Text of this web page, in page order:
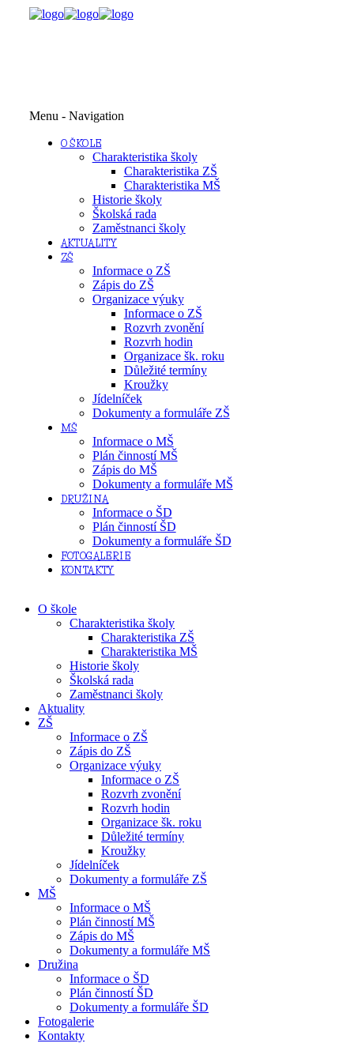
Menu - Navigation
O ŠKOLE
Charakteristika školy
Charakteristika ZŠ
Charakteristika MŠ
Historie školy
Školská rada
Zaměstnanci školy
AKTUALITY
ZŠ
Informace o ZŠ
Zápis do ZŠ
Organizace výuky
Informace o ZŠ
Rozvrh zvonění
Rozvrh hodin
Organizace šk. roku
Důležité termíny
Kroužky
Jídelníček
Dokumenty a formuláře ZŠ
MŠ
Informace o MŠ
Plán činností MŠ
Zápis do MŠ
Dokumenty a formuláře MŠ
DRUŽINA
Informace o ŠD
Plán činností ŠD
Dokumenty a formuláře ŠD
FOTOGALERIE
KONTAKTY
O škole
Charakteristika školy
Charakteristika ZŠ
Charakteristika MŠ
Historie školy
Školská rada
Zaměstnanci školy
Aktuality
ZŠ
Informace o ZŠ
Zápis do ZŠ
Organizace výuky
Informace o ZŠ
Rozvrh zvonění
Rozvrh hodin
Organizace šk. roku
Důležité termíny
Kroužky
Jídelníček
Dokumenty a formuláře ZŠ
MŠ
Informace o MŠ
Plán činností MŠ
Zápis do MŠ
Dokumenty a formuláře MŠ
Družina
Informace o ŠD
Plán činností ŠD
Dokumenty a formuláře ŠD
Fotogalerie
Kontakty